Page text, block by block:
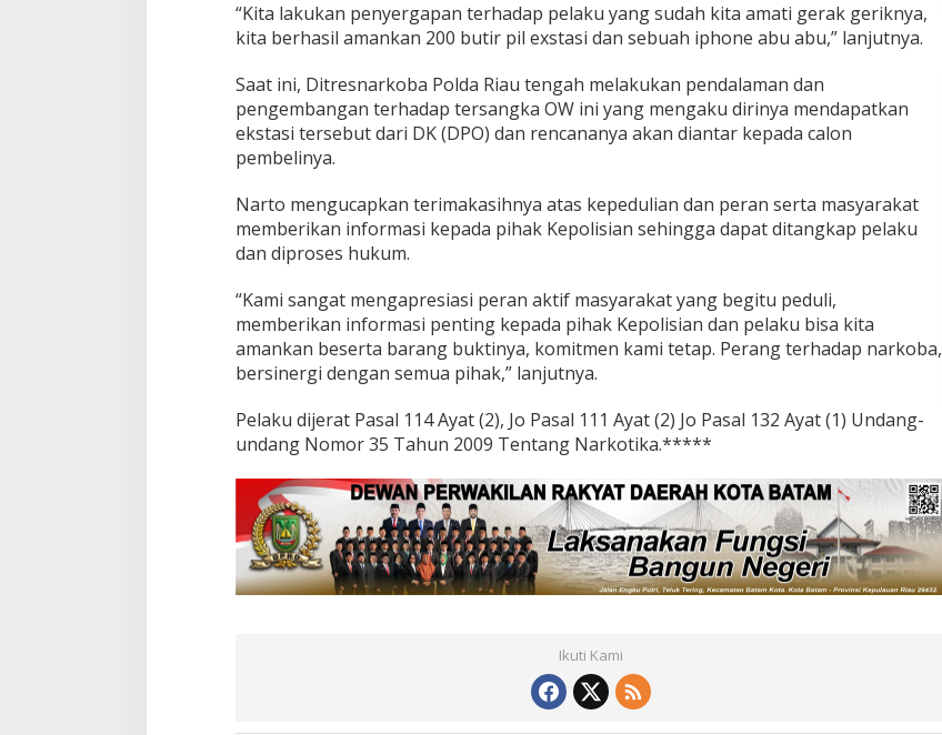
k
a
n
0
0
B
t
r
E
k
a
s
i
S
p
E
a
“Kita lakukan penyergapan terhadap pelaku yang sudah kita amati gerak geriknya,
kita berhasil amankan 200 butir pil exstasi dan sebuah iphone abu abu,” lanjutnya.
Saat ini, Ditresnarkoba Polda Riau tengah melakukan pendalaman dan
pengembangan terhadap tersangka OW ini yang mengaku dirinya mendapatkan
ekstasi tersebut dari DK (DPO) dan rencananya akan diantar kepada calon
pembelinya.
Narto mengucapkan terimakasihnya atas kepedulian dan peran serta masyarakat
memberikan informasi kepada pihak Kepolisian sehingga dapat ditangkap pelaku
dan diproses hukum.
“Kami sangat mengapresiasi peran aktif masyarakat yang begitu peduli,
memberikan informasi penting kepada pihak Kepolisian dan pelaku bisa kita
amankan beserta barang buktinya, komitmen kami tetap. Perang terhadap narkoba,
bersinergi dengan semua pihak,” lanjutnya.
Pelaku dijerat Pasal 114 Ayat (2), Jo Pasal 111 Ayat (2) Jo Pasal 132 Ayat (1) Undang-
undang Nomor 35 Tahun 2009 Tentang Narkotika.*****
Ikuti Kami